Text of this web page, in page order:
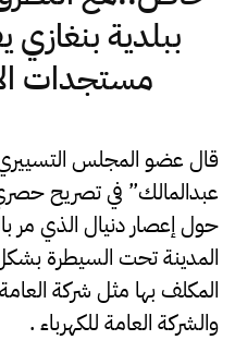
ببلدية
مستجدات
قال عضو المجلس
عبدالمالك” في تصريح
حول إعصار دنيال الذي مر
المدينة تحت السيطرة
المكلف بها مثل شركة
والشركة العامة للكهرباء .